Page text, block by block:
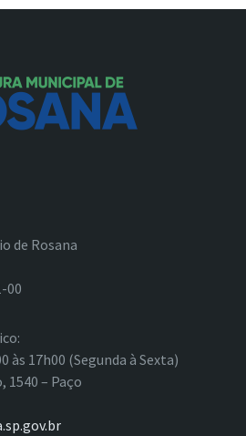
de Rosana
00
às 17h00 (Segunda à Sexta)
1540 – Paço